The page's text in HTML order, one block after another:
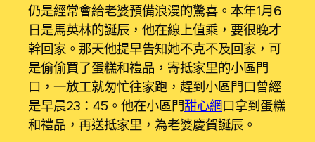
仍是經常會給老婆預備浪漫的驚喜。本年1月6
日是馬英林的誕辰，他在線上值乘，要很晚才
幹回家。那天他提早告知她不克不及回家，可
是偷偷買了蛋糕和禮品，寄抵家里的小區門
口，一放工就匆忙往家跑，趕到小區門口曾經
是早晨23：45。他在小區門甜心網口拿到蛋糕
和禮品，再送抵家里，為老婆慶賀誕辰。